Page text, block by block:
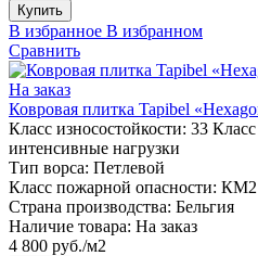
Купить
В избранное В избранном
Сравнить
На заказ
Ковровая плитка Tapibel
Класс износостойкости: 33
интенсивные нагрузки
Тип ворса: Петлевой
Класс пожарной опасности: КМ2
Страна производства: Бельгия
Наличие товара: На заказ
4 800 руб./м2